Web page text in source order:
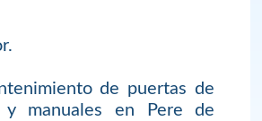
de puertas de
y manuales en Pere de